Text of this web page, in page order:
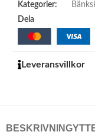
Kategorier:
Dela
Leveransvillkor
BESKRIVNING